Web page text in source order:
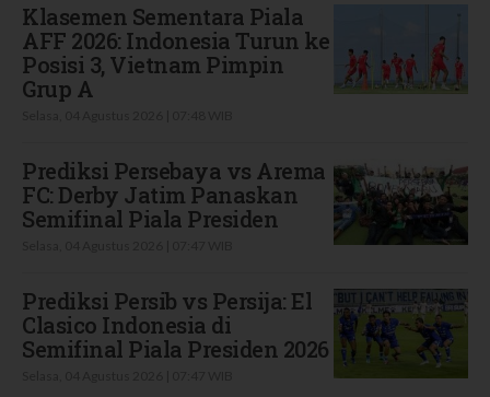
Klasemen Sementara Piala
AFF 2026: Indonesia Turun ke
Posisi 3, Vietnam Pimpin
Grup A
Prediksi Persebaya vs Arema
FC: Derby Jatim Panaskan
Semifinal Piala Presiden
Prediksi Persib vs Persija: El
Clasico Indonesia di
Semifinal Piala Presiden 2026